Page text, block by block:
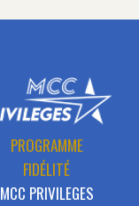
PROGRAMME
FIDÉLITÉ
MCC PRIVILEGES